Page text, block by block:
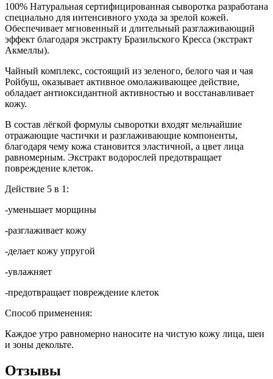
100% Натуральная сертифицированная сыворотка разработана
специально для интенсивного ухода за зрелой кожей.
Обеспечивает мгновенный и длительный разглаживающий
эффект благодаря экстракту Бразильского Кресса (экстракт
Акмеллы).
Чайный комплекс, состоящий из зеленого, белого чая и чая
Ройбуш, оказывает активное омолаживающее действие,
обладает антиоксидантной активностью и восстанавливает
кожу.
В состав лёгкой формулы сыворотки входят мельчайшие
отражающие частички и разглаживающие компоненты,
благодаря чему кожа становится эластичной, а цвет лица
равномерным. Экстракт водорослей предотвращает
повреждение клеток.
Действие 5 в 1:
-уменьшает морщины
-разглаживает кожу
-делает кожу упругой
-увлажняет
-предотвращает повреждение клеток
Способ применения:
Каждое утро равномерно наносите на чистую кожу лица, шеи
и зоны декольте.
Отзывы